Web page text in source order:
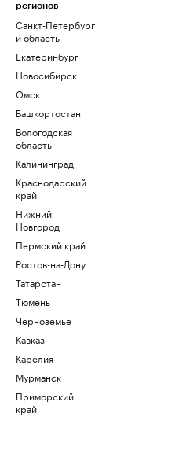
регионов
Санкт-Петербург
и область
Екатеринбург
Новосибирск
Омск
Башкортостан
Вологодская
область
Калининград
Краснодарский
край
Нижний
Новгород
Пермский край
Ростов-на-Дону
Татарстан
Тюмень
Черноземье
Кавказ
Карелия
Мурманск
Приморский
край